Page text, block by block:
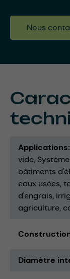
Nous
Applications
vide
bâtiments
eaux usées
d'engrais
agriculture
Diamètre